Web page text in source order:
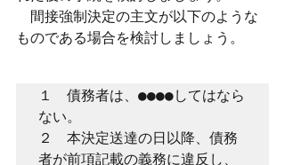
間接強制決定の主文が以下のような
ものである場合を検討しましょう。
１　債務者は、●●●●してはなら
ない。
２　本決定送達の日以降、債務
者が前項記載の義務に違反し、